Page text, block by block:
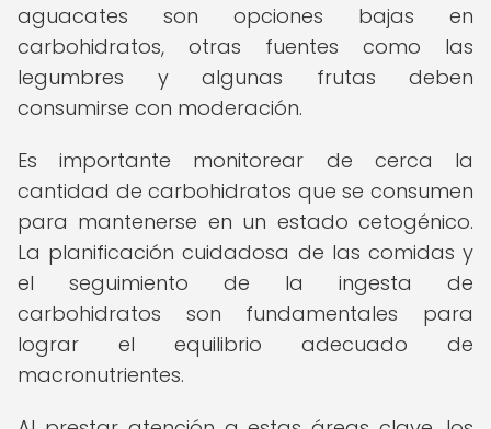
aguacates son opciones bajas en
carbohidratos, otras fuentes como las
legumbres y algunas frutas deben
consumirse con moderación.
Es importante monitorear de cerca la
cantidad de carbohidratos que se consumen
para mantenerse en un estado cetogénico.
La planificación cuidadosa de las comidas y
el seguimiento de la ingesta de
carbohidratos son fundamentales para
lograr el equilibrio adecuado de
macronutrientes.